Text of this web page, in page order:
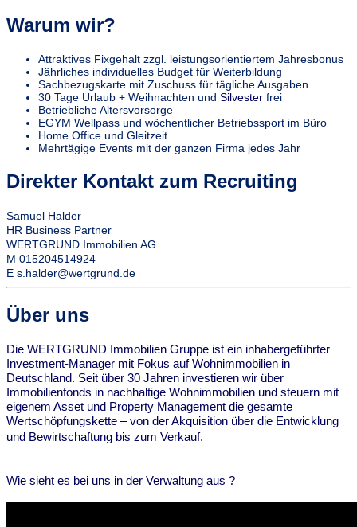
Warum wir?
Attraktives Fixgehalt zzgl. leistungsorientiertem Jahresbonus
Jährliches individuelles Budget für Weiterbildung
Sachbezugskarte mit Zuschuss für tägliche Ausgaben
30 Tage Urlaub + Weihnachten und Silvester frei
Betriebliche Altersvorsorge
EGYM Wellpass und wöchentlicher Betriebssport im Büro
Home Office und Gleitzeit
Mehrtägige Events mit der ganzen Firma jedes Jahr
Direkter Kontakt zum Recruiting
Samuel Halder
HR Business Partner
WERTGRUND Immobilien AG
M 015204514924
E s.halder@wertgrund.de
Über uns
Die WERTGRUND Immobilien Gruppe ist ein inhabergeführter
Investment-Manager mit Fokus auf Wohnimmobilien in
Deutschland. Seit über 30 Jahren investieren wir über
Immobilienfonds in nachhaltige Wohnimmobilien und steuern mit
eigenem Asset und Property Management die gesamte
Wertschöpfungskette – von der Akquisition über die Entwicklung
und Bewirtschaftung bis zum Verkauf.
Wie sieht es bei uns in der Verwaltung aus ?